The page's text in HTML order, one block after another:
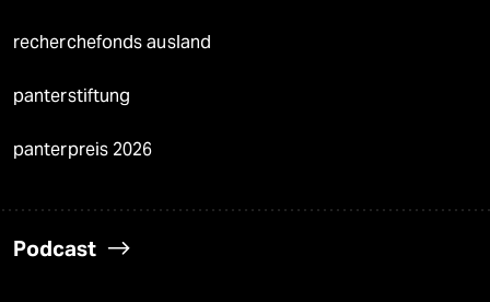
recherchefonds ausland
panterstiftung
panterpreis 2026
Podcast